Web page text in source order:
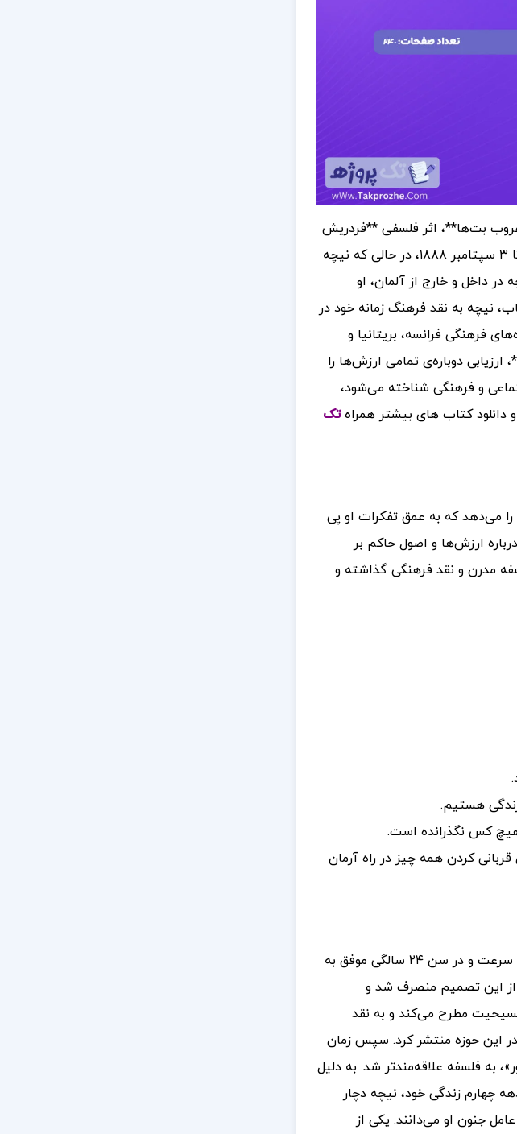
بت‌ها**، اثر فلسفی **فردریش
نیچه**، برای اولین بار در سال ۱۸۸۹ منتشر شد. این اثر تنها در طول یک هفته، از ۲۶ آگوست تا ۳ سپتامبر ۱۸۸۸، در حالی که نیچه
داخل و خارج از آلمان، او
نیچه به نقد فرهنگ زمانه خود در
فرهنگی فرانسه، بریتانیا و
دوباره‌ی تمامی ارزش‌ها را
و فرهنگی شناخته می‌شود،
و دانلود کتاب های بیشتر همراهتک
را می‌دهد که به عمق تفکرات او پی
ارزش‌ها و اصول حاکم بر
مدرن و نقد فرهنگی گذاشته و
زندگی هستیم.
هیچ کس نگذرانده است.
کردن همه چیز در راه آرمان
**فردریش ویلهم نیچه**، فیلسوف، جامعه‌شناس و شاعر آلمانی، در سال ۱۸۴۴ متولد شد. او به سرعت و در سن ۲۴ سالگی موفق به
این تصمیم منصرف شد و
مطرح می‌کند و به نقد
این حوزه منتشر کرد. سپس زمان
به فلسفه علاقه‌مندتر شد. به دلیل
چهارم زندگی خود، نیچه دچار
جنون او می‌دانند. یکی از